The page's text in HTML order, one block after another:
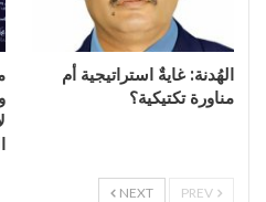
الهُدنة: غايةٌ استراتيجية أم
مناورة تكتيكية؟
NEXT